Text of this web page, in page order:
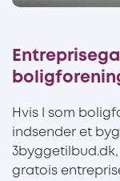
Hvis I som
indsender et
gratois